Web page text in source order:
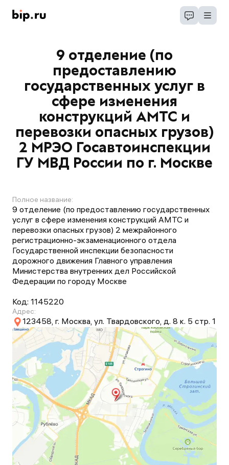
9 отделение (по
предоставлению
государственных услуг в
сфере изменения
конструкций АМТС и
перевозки опасных грузов)
2 МРЭО Госавтоинспекции
ГУ МВД России по г. Москве
Полное название:
9 отделение (по предоставлению государственных
услуг в сфере изменения конструкций АМТС и
перевозки опасных грузов) 2 межрайонного
регистрационно-экзаменационного отдела
Государственной инспекции безопасности
дорожного движения Главного управления
Министерства внутренних дел Российской
Федерации по городу Москве
Код: 1145220
Адрес:
123458, г. Москва, ул. Твардовского, д. 8 к. 5 стр. 1